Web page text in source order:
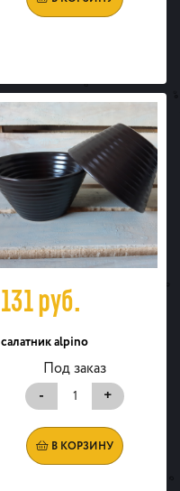
131руб.
салатник alpino
Под заказ
-
+
В КОРЗИНУ